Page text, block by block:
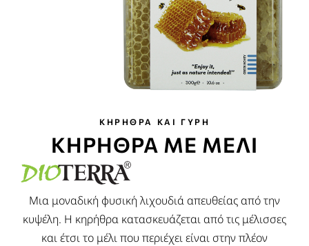
ΚΗΡΗΘΡΑ ΚΑΙ ΓΥΡΗ
ΚΗΡΗΘΡΑ ΜΕ ΜΕΛΙ
Μια μοναδική φυσική λιχουδιά απευθείας από την
κυψέλη. Η κηρήθρα κατασκευάζεται από τις μέλισσες
και έτσι το μέλι που περιέχει είναι στην πλέον